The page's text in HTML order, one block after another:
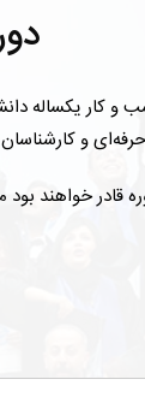
کار یکساله
و
قادر خواهند بود